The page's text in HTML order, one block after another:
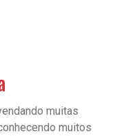
muitas
muitos